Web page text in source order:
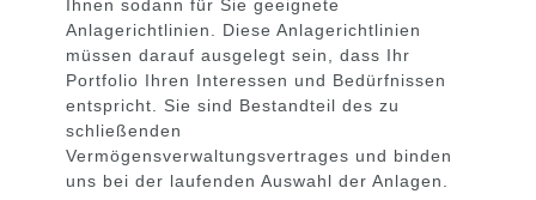
Ihnen sodann für Sie geeignete
Anlagerichtlinien. Diese Anlagerichtlinien
müssen darauf ausgelegt sein, dass Ihr
Portfolio Ihren Interessen und Bedürfnissen
entspricht. Sie sind Bestandteil des zu
schließenden
Vermögensverwaltungsvertrages und binden
uns bei der laufenden Auswahl der Anlagen.